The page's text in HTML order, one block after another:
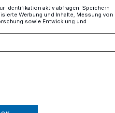
Identifikation aktiv abfragen. Speichern
Werbung und Inhalte, Messung von
sowie Entwicklung und